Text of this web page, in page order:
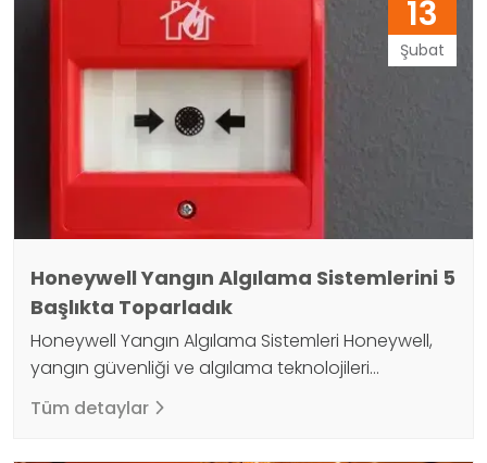
bina sistemlerini (ısıtma, havalandırma, klima,
aydınlatma, güvenlik, yangın algılama ve
söndürme vb.) otomatik olarak kontrol ederek,
binanın enerji tüketimini optimize…
13
Şubat
Honeywell Yangın Algılama Sistemlerini 5
Başlıkta Toparladık
Honeywell Yangın Algılama Sistemleri Honeywell,
yangın güvenliği ve algılama teknolojileri
konusunda bir liderdir. Honeywell yangın algılama
sistemleri, yangın oluşmadan önce hareket ederek
Tüm detaylar